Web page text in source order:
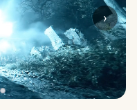
›